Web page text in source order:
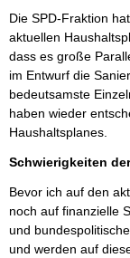
Die SPD-Fraktion
aktuellen
dass es große
im Entwurf die
bedeutsamste
haben wieder
Haushaltsplanes.
Schwierigkeiten
Bevor ich auf den
noch auf finanzielle
und
und werden auf